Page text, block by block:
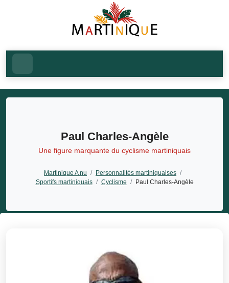
Paul Charles-Angèle
Une figure marquante du cyclisme martiniquais
Martinique A nu / Personnalités martiniquaises /
Sportifs martiniquais / Cyclisme / Paul Charles-Angèle